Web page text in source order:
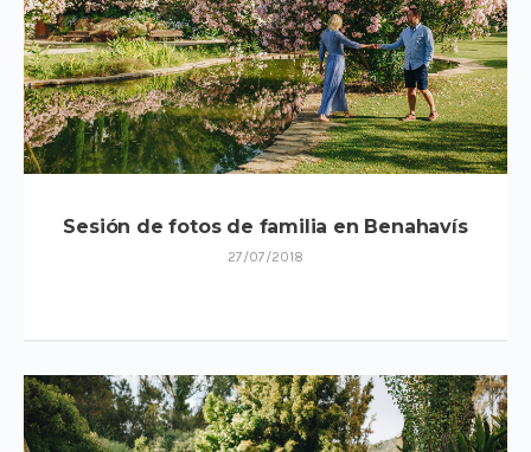
Sesión de fotos de familia en Benahavís
27/07/2018